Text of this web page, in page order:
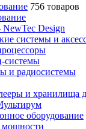
756 товаров
NewTec Design
системы и
системы
и радиосистемы
и хранилища
оборудование
мощности